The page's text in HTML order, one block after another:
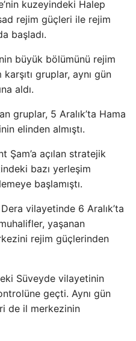
kuzeyindeki Halep
rejim güçleri ile rejim
başladı.
büyük bölümünü rejim
gruplar, aynı gün
aldı.
gruplar, 5 Aralık’ta Hama
elinden almıştı.
Şam’a açılan stratejik
bazı yerleşim
başlamıştı.
Dera vilayetinde 6 Aralık’ta
yaşanan
rejim güçlerinden
Süveyde vilayetinin
geçti. Aynı gün
de il merkezinin